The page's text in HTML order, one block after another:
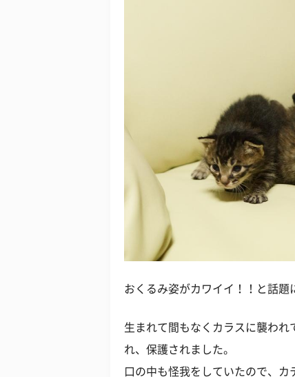
おくるみ姿がカワイイ！！と話題
生まれて間もなくカラスに襲われ
れ、保護されました。
口の中も怪我をしていたので、